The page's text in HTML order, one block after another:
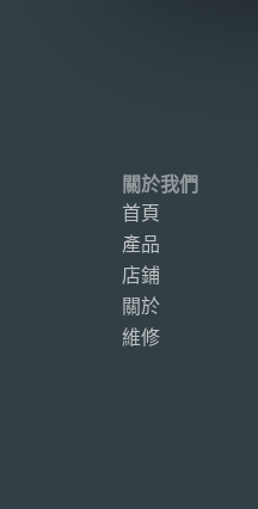
關於我們
首頁
產品
店鋪
關於
維修